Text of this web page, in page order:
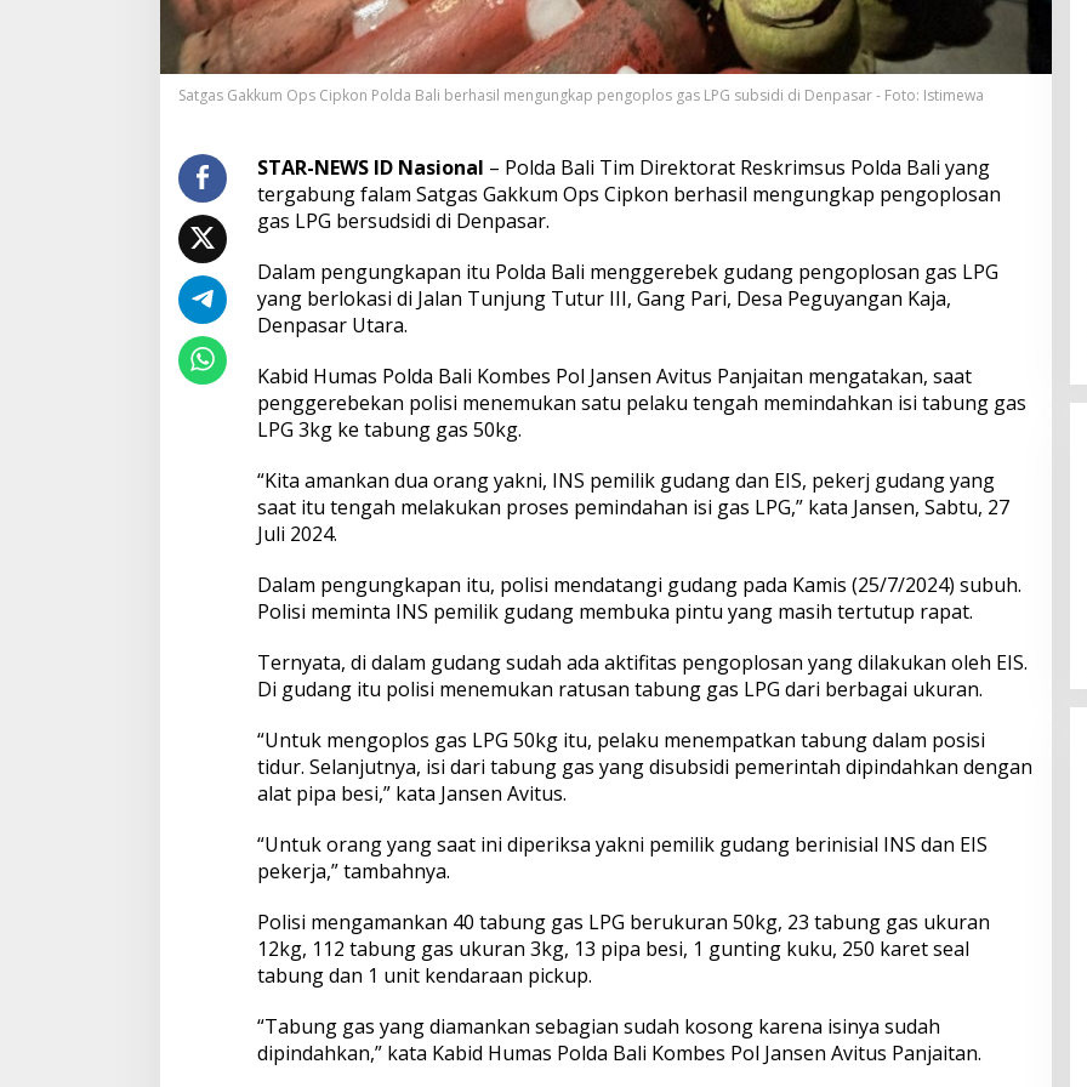
s
G
a
s
L
S
u
d
s
d
i
d
e
n
p
a
r
Satgas Gakkum Ops Cipkon Polda Bali berhasil mengungkap pengoplos gas LPG subsidi di Denpasar - Foto: Istimewa
STAR-NEWS ID Nasional – Polda Bali Tim Direktorat Reskrimsus Polda Bali yang
tergabung falam Satgas Gakkum Ops Cipkon berhasil mengungkap pengoplosan
gas LPG bersudsidi di Denpasar.
Dalam pengungkapan itu Polda Bali menggerebek gudang pengoplosan gas LPG
yang berlokasi di Jalan Tunjung Tutur III, Gang Pari, Desa Peguyangan Kaja,
Denpasar Utara.
Kabid Humas Polda Bali Kombes Pol Jansen Avitus Panjaitan mengatakan, saat
penggerebekan polisi menemukan satu pelaku tengah memindahkan isi tabung gas
LPG 3kg ke tabung gas 50kg.
“Kita amankan dua orang yakni, INS pemilik gudang dan EIS, pekerj gudang yang
saat itu tengah melakukan proses pemindahan isi gas LPG,” kata Jansen, Sabtu, 27
Juli 2024.
Dalam pengungkapan itu, polisi mendatangi gudang pada Kamis (25/7/2024) subuh.
Polisi meminta INS pemilik gudang membuka pintu yang masih tertutup rapat.
Ternyata, di dalam gudang sudah ada aktifitas pengoplosan yang dilakukan oleh EIS.
Di gudang itu polisi menemukan ratusan tabung gas LPG dari berbagai ukuran.
“Untuk mengoplos gas LPG 50kg itu, pelaku menempatkan tabung dalam posisi
tidur. Selanjutnya, isi dari tabung gas yang disubsidi pemerintah dipindahkan dengan
alat pipa besi,” kata Jansen Avitus.
“Untuk orang yang saat ini diperiksa yakni pemilik gudang berinisial INS dan EIS
pekerja,” tambahnya.
Polisi mengamankan 40 tabung gas LPG berukuran 50kg, 23 tabung gas ukuran
12kg, 112 tabung gas ukuran 3kg, 13 pipa besi, 1 gunting kuku, 250 karet seal
tabung dan 1 unit kendaraan pickup.
“Tabung gas yang diamankan sebagian sudah kosong karena isinya sudah
dipindahkan,” kata Kabid Humas Polda Bali Kombes Pol Jansen Avitus Panjaitan.
Perkuat Ekosistem Pariwisata
dan Serapan Investasi, Sira
Dibuka di KEK Kura Kura